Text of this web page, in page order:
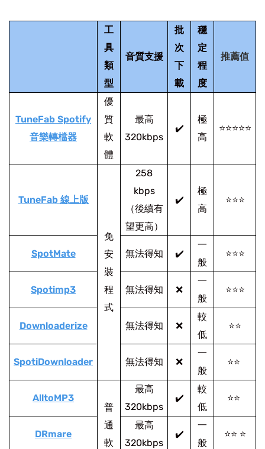
工
具
類
型
音質支援
批
次
下
載
穩
定
程
度
推薦值
TuneFab Spotify
音樂轉檔器
優
質
軟
體
最高
320kbps
✔️
極
高
⭐⭐⭐⭐⭐
TuneFab 線上版
免
安
裝
程
式
258
kbps
（後續有
望更高）
✔️
極
高
⭐⭐⭐
SpotMate 無法得知 ✔️
一
般
⭐⭐⭐
Spotimp3 無法得知 ❌
一
般
⭐⭐⭐
Downloaderize 無法得知 ❌
較
低
⭐⭐
SpotiDownloader 無法得知 ❌
一
般
⭐⭐
AlltoMP3
普
通
軟
最高
320kbps
✔️
較
低
⭐⭐
DRmare
最高
320kbps
✔️
一
般
⭐⭐ ⭐